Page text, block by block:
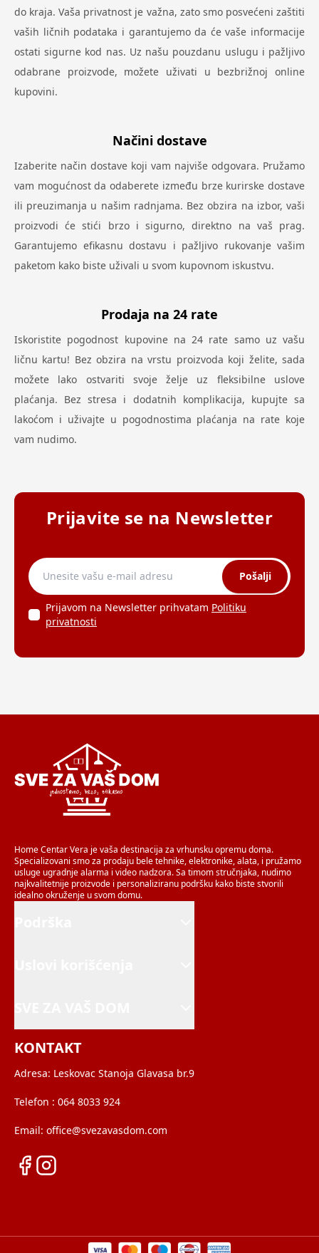
do kraja. Vaša privatnost je važna, zato smo posvećeni zaštiti
vaših ličnih podataka i garantujemo da će vaše informacije
ostati sigurne kod nas. Uz našu pouzdanu uslugu i pažljivo
odabrane proizvode, možete uživati u bezbrižnoj online
kupovini.
Načini dostave
Izaberite način dostave koji vam najviše odgovara. Pružamo
vam mogućnost da odaberete između brze kurirske dostave
ili preuzimanja u našim radnjama. Bez obzira na izbor, vaši
proizvodi će stići brzo i sigurno, direktno na vaš prag.
Garantujemo efikasnu dostavu i pažljivo rukovanje vašim
paketom kako biste uživali u svom kupovnom iskustvu.
Prodaja na 24 rate
Iskoristite pogodnost kupovine na 24 rate samo uz vašu
ličnu kartu! Bez obzira na vrstu proizvoda koji želite, sada
možete lako ostvariti svoje želje uz fleksibilne uslove
plaćanja. Bez stresa i dodatnih komplikacija, kupujte sa
lakoćom i uživajte u pogodnostima plaćanja na rate koje
vam nudimo.
Prijavite se na Newsletter
Pošalji
Prijavom na Newsletter prihvatam Politiku
privatnosti
Home Centar Vera je vaša destinacija za vrhunsku opremu doma.
Specializovani smo za prodaju bele tehnike, elektronike, alata, i pružamo
usluge ugradnje alarma i video nadzora. Sa timom stručnjaka, nudimo
najkvalitetnije proizvode i personaliziranu podršku kako biste stvorili
idealno okruženje u svom domu.
KONTAKT
Adresa: Leskovac Stanoja Glavasa br.9
Telefon : 064 8033 924
Email: office@svezavasdom.com